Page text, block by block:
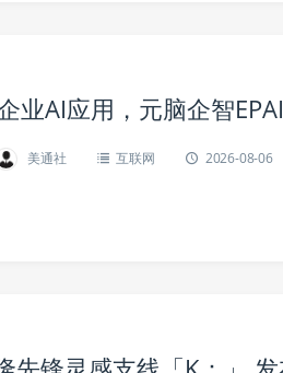
业AI应用，元脑企智
美通社 互联网 2026-08-06